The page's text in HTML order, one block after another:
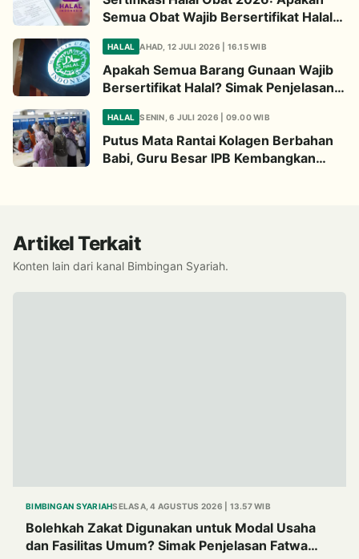
Semua Obat Wajib Bersertifikat Halal?
Begini Penjelasannya
HALAL AHAD, 12 JULI 2026 | 16.15 WIB
Apakah Semua Barang Gunaan Wajib
Bersertifikat Halal? Simak Penjelasan
Ini
HALAL SENIN, 6 JULI 2026 | 09.00 WIB
Putus Mata Rantai Kolagen Berbahan
Babi, Guru Besar IPB Kembangkan
Artikel Terkait
Konten lain dari kanal Bimbingan Syariah.
BIMBINGAN SYARIAHSELASA, 4 AGUSTUS 2026 | 13.57 WIB
Bolehkah Zakat Digunakan untuk Modal Usaha
dan Fasilitas Umum? Simak Penjelasan Fatwa